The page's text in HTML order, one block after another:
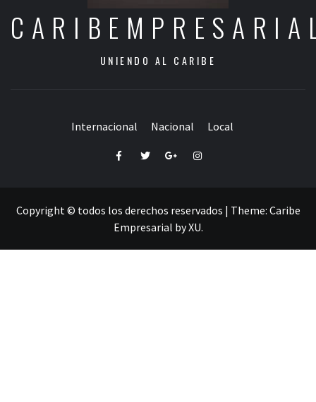
UNIENDO AL CARIBE
Internacional Nacional Local
FacebookTwitterGoogle+Instagram
Copyright © todos los derechos reservados | Theme: Caribe
Empresarial byXU.